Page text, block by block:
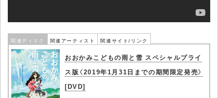
関連ディスク 関連アーティスト 関連サイト/リンク
おおかみこどもの雨と雪 スペシャルプライ
ス版〈2019年1月31日までの期間限定発売〉
[DVD]